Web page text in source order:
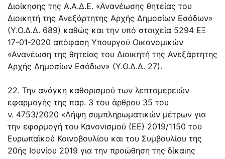
Διοίκησης της Α.Α.Δ.Ε. «Ανανέωσης θητείας του
Διοικητή της Ανεξάρτητης Αρχής Δημοσίων Εσόδων»
(Υ.Ο.Δ.Δ. 689) καθώς και την υπό στοιχεία 5294 ΕΞ
17-01-2020 απόφαση Υπουργού Οικονομικών
«Ανανέωση της θητείας του Διοικητή της Ανεξάρτητης
Αρχής Δημοσίων Εσόδων» (Υ.Ο.Δ.Δ. 27).
22. Την ανάγκη καθορισμού των λεπτομερειών
εφαρμογής της παρ. 3 του άρθρου 35 του
ν. 4753/2020 «Λήψη συμπληρωματικών μέτρων για
την εφαρμογή του Κανονισμού (ΕΕ) 2019/1150 του
Ευρωπαϊκού Κοινοβουλίου και του Συμβουλίου της
20ής Ιουνίου 2019 για την προώθηση της δίκαιης